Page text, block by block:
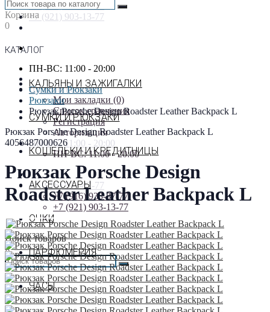
+7 (916) 933-87-77
+7 (921) 903-13-77
ПН-ВС: 11:00 - 20:00
Личный кабинет
Мои закладки (0)
Список сравнения
Регистрация
Авторизация
ПН-ВС: 11:00 - 20:00
ПН-ВС: 11:00 - 20:00
+7 (916) 933-87-77
+7 (916) 933-87-77
+7 (921) 903-13-77
Поиск товаров
×
Корзина
0
КАТАЛОГ
КАЛЬЯНЫ И ЗАЖИГАЛКИ
СУМКИ И РЮКЗАКИ
КОШЕЛЬКИ И КРЕДИТНИЦЫ
АКСЕССУАРЫ
ОЧКИ
ПАРФЮМЕРИЯ
ЧАСЫ
Сумки и Рюкзаки
Рюкзаки
Рюкзак Porsche Design Roadster Leather Backpack L
Рюкзак Porsche Design Roadster Leather Backpack L
4056487000626
Рюкзак Porsche Design
Roadster Leather Backpack L